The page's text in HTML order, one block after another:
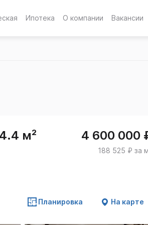
Ипотека О компании Вакансии
м² 4 600 000
188 525 ₽ за
Планировка На карте